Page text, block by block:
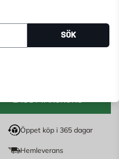
SÖK
LÄGG I VARUKORG
Öppet köp i 365 dagar
Hemleverans